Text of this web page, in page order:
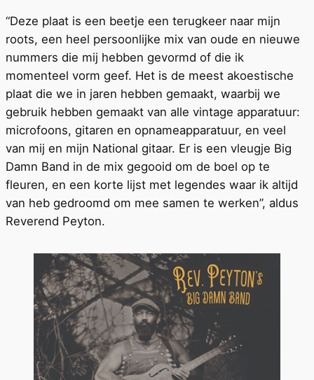
“Deze plaat is een beetje een terugkeer naar mijn
roots, een heel persoonlijke mix van oude en nieuwe
nummers die mij hebben gevormd of die ik
momenteel vorm geef. Het is de meest akoestische
plaat die we in jaren hebben gemaakt, waarbij we
gebruik hebben gemaakt van alle vintage apparatuur:
microfoons, gitaren en opnameapparatuur, en veel
van mij en mijn National gitaar. Er is een vleugje Big
Damn Band in de mix gegooid om de boel op te
fleuren, en een korte lijst met legendes waar ik altijd
van heb gedroomd om mee samen te werken”, aldus
Reverend Peyton.